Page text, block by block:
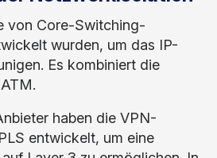
von Core-Switching-
wurden, um das IP-
Es kombiniert die
haben die VPN-
entwickelt, um eine